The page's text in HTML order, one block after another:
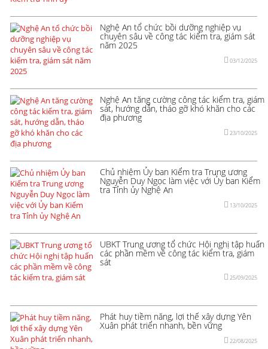
Nghệ An tổ chức bồi dưỡng nghiệp vụ
chuyên sâu về công tác kiểm tra, giám sát
năm 2025
03/12/2025
Nghệ An tăng cường công tác kiểm tra, giám
sát, hướng dẫn, tháo gỡ khó khăn cho các
địa phương
23/10/2025
Chủ nhiệm Ủy ban Kiểm tra Trung ương
Nguyễn Duy Ngọc làm việc với Ủy ban Kiểm
tra Tỉnh ủy Nghệ An
13/10/2025
UBKT Trung ương tổ chức Hội nghị tập huấn
các phần mềm về công tác kiểm tra, giám
sát
25/09/2025
Phát huy tiềm năng, lợi thế xây dựng Yên
Xuân phát triển nhanh, bền vững
22/08/2025